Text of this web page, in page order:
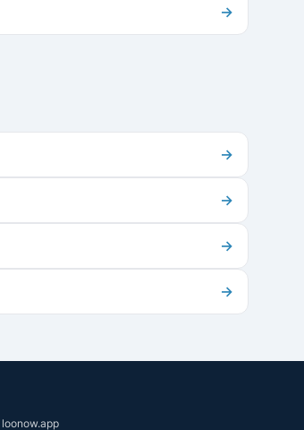
→
→
→
→
→
loonow.app